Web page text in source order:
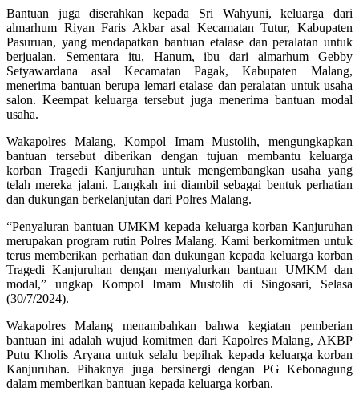
Bantuan juga diserahkan kepada Sri Wahyuni, keluarga dari
almarhum Riyan Faris Akbar asal Kecamatan Tutur, Kabupaten
Pasuruan, yang mendapatkan bantuan etalase dan peralatan untuk
berjualan. Sementara itu, Hanum, ibu dari almarhum Gebby
Setyawardana asal Kecamatan Pagak, Kabupaten Malang,
menerima bantuan berupa lemari etalase dan peralatan untuk usaha
salon. Keempat keluarga tersebut juga menerima bantuan modal
usaha.
Wakapolres Malang, Kompol Imam Mustolih, mengungkapkan
bantuan tersebut diberikan dengan tujuan membantu keluarga
korban Tragedi Kanjuruhan untuk mengembangkan usaha yang
telah mereka jalani. Langkah ini diambil sebagai bentuk perhatian
dan dukungan berkelanjutan dari Polres Malang.
“Penyaluran bantuan UMKM kepada keluarga korban Kanjuruhan
merupakan program rutin Polres Malang. Kami berkomitmen untuk
terus memberikan perhatian dan dukungan kepada keluarga korban
Tragedi Kanjuruhan dengan menyalurkan bantuan UMKM dan
modal,” ungkap Kompol Imam Mustolih di Singosari, Selasa
(30/7/2024).
Wakapolres Malang menambahkan bahwa kegiatan pemberian
bantuan ini adalah wujud komitmen dari Kapolres Malang, AKBP
Putu Kholis Aryana untuk selalu bepihak kepada keluarga korban
Kanjuruhan. Pihaknya juga bersinergi dengan PG Kebonagung
dalam memberikan bantuan kepada keluarga korban.